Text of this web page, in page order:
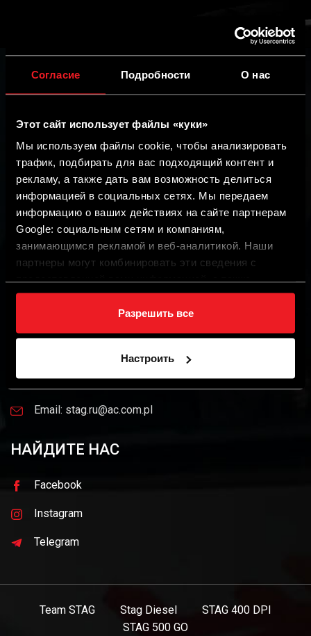
Согласие Подробности О нас
Этот сайт использует файлы «куки»
Мы используем файлы cookie, чтобы анализировать
трафик, подбирать для вас подходящий контент и
рекламу, а также дать вам возможность делиться
информацией в социальных сетях. Мы передаем
информацию о ваших действиях на сайте партнерам
Google: социальным сетям и компаниям,
занимающимся рекламой и веб-аналитикой. Наши
партнеры могут комбинировать эти сведения с
предоставленной вами информацией, а также
данными, которые они получили при использовании
Разрешить все
Настроить
Бренд STAG принадлежит компании AC SA, лидеру
среди производителей автогазовых установок. Доля
AC SA на внутреннем рынке автогазовых установок
составляет более 50 %. Кроме того, компания активно
работает в других секторах альтернативной
энергетики и занимается контрактным производством
жгутов проводов и электроники.
КОНТАКТНАЯ ИНФОРМАЦИЯ
Тел. +48 85 743 81 00
Email: stag.ru@ac.com.pl
НАЙДИТЕ НАС
Facebook
Instagram
Telegram
Team STAG Stag Diesel
STAG 400 DPI
STAG 500 GO